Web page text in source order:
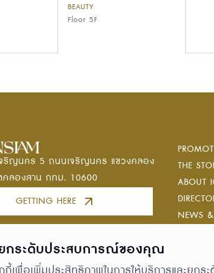
BEAUTY
Floor 5F
ริญนคร 5 ถนนเจริญนคร แขวงคลอง
คลองสาน กทม. 10600
GETTING HERE
THE
ABOUT
NEWS &
ยกระดับประสบการณ์ของคุณ